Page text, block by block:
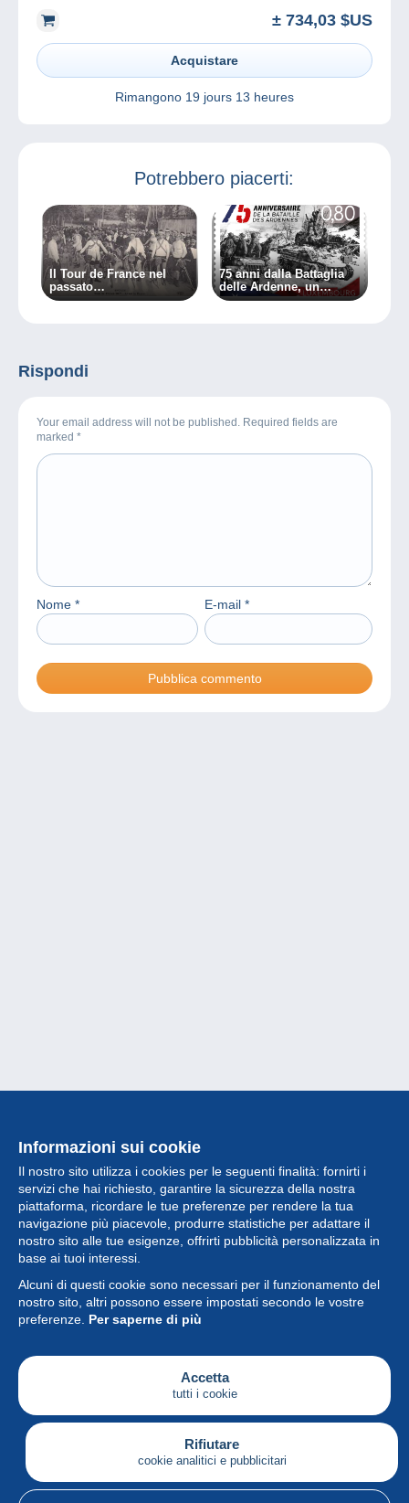
± 734,03 $US
Acquistare
Rimangono 19 jours 13 heures
Potrebbero piacerti:
Il Tour de France nel
passato…
75 anni dalla Battaglia
delle Ardenne, un
dovere ricordare…
Rispondi
Your email address will not be published. Required fields are
marked *
Nome * E-mail *
Informazioni sui cookie
Il nostro sito utilizza i cookies per le seguenti finalità: fornirti i
servizi che hai richiesto, garantire la sicurezza della nostra
piattaforma, ricordare le tue preferenze per rendere la tua
navigazione più piacevole, produrre statistiche per adattare il
nostro sito alle tue esigenze, offrirti pubblicità personalizzata in
base ai tuoi interessi.
Alcuni di questi cookie sono necessari per il funzionamento del
nostro sito, altri possono essere impostati secondo le vostre
preferenze. Per saperne di più
Accetta
tutti i cookie
Rifiutare
cookie analitici e pubblicitari
Collezione
Novità
Funzione
Società
Servizi
Sta scrivendo
Italiano